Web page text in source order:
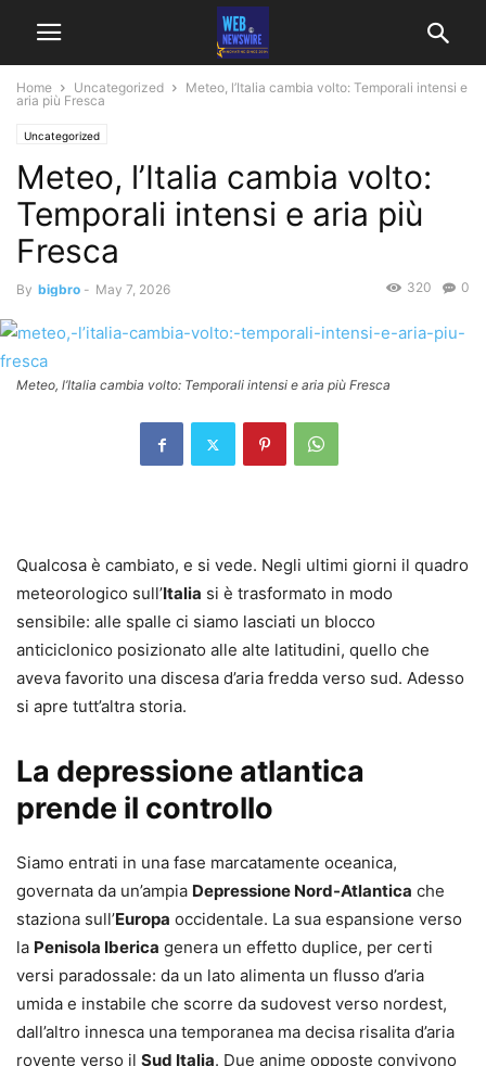
Home Uncategorized
Meteo, l’Italia cambia volto: Temporali intensi e
aria più Fresca
Uncategorized
Meteo, l’Italia cambia volto:
Temporali intensi e aria più
Fresca
By bigbro - May 7, 2026 0
320
Meteo, l’Italia cambia volto: Temporali intensi e aria più Fresca
Qualcosa è cambiato, e si vede. Negli ultimi giorni il quadro
meteorologico sull’Italia si è trasformato in modo
sensibile: alle spalle ci siamo lasciati un blocco
anticiclonico posizionato alle alte latitudini, quello che
aveva favorito una discesa d’aria fredda verso sud. Adesso
si apre tutt’altra storia.
La depressione atlantica
prende il controllo
Siamo entrati in una fase marcatamente oceanica,
governata da un’ampia Depressione Nord-Atlantica che
staziona sull’Europa occidentale. La sua espansione verso
la Penisola Iberica genera un effetto duplice, per certi
versi paradossale: da un lato alimenta un flusso d’aria
umida e instabile che scorre da sudovest verso nordest,
dall’altro innesca una temporanea ma decisa risalita d’aria
rovente verso il Sud Italia. Due anime opposte convivono